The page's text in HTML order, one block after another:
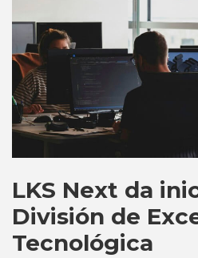
LKS Next da
División de
Tecnológica